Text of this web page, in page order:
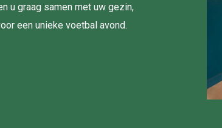
u graag samen met uw gezin,
een unieke voetbal avond.